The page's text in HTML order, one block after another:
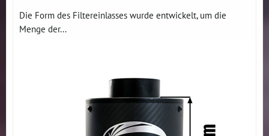
Die Form des Filtereinlasses wurde entwickelt, um die
Menge der...